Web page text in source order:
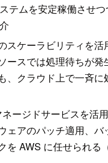
テムを安定稼働させ
スケーラビリティを
ースでは処理待ちが発
、クラウド上で一斉に
ージドサービスを活
ェアのパッチ適用、バ
を AWS に任せられる